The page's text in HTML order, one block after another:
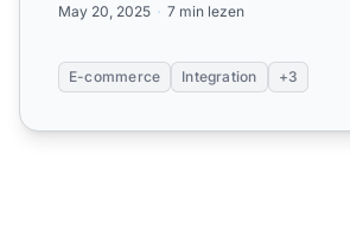
May 20, 2025 7 min lezen
E-commerce Integration +3